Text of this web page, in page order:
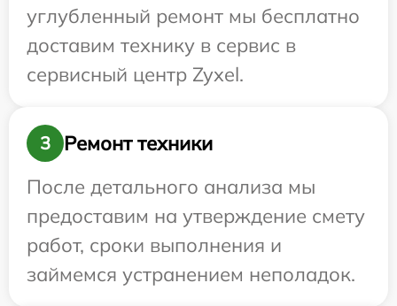
углубленный ремонт мы бесплатно
доставим технику в сервис в
сервисный центр Zyxel.
3
Ремонт техники
После детального анализа мы
предоставим на утверждение смету
работ, сроки выполнения и
займемся устранением неполадок.